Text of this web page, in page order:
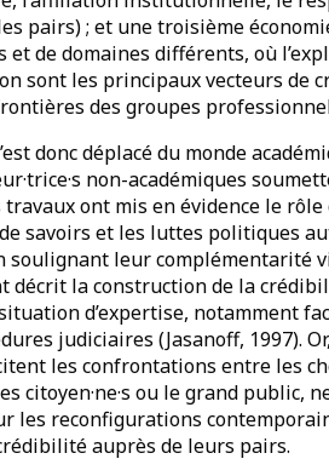
pairs) ; et une troisième
et de domaines différents, où
sont les principaux vecteurs de
des groupes
donc déplacé du monde
non-académiques
travaux ont mis en évidence le
savoirs et les luttes politiques
leur complémentarité
décrit la construction de la
d’expertise, notamment
judiciaires (Jasanoff, 1997).
les confrontations entre les
citoyen·ne·s ou le grand public,
les reconfigurations
auprès de leurs pairs.